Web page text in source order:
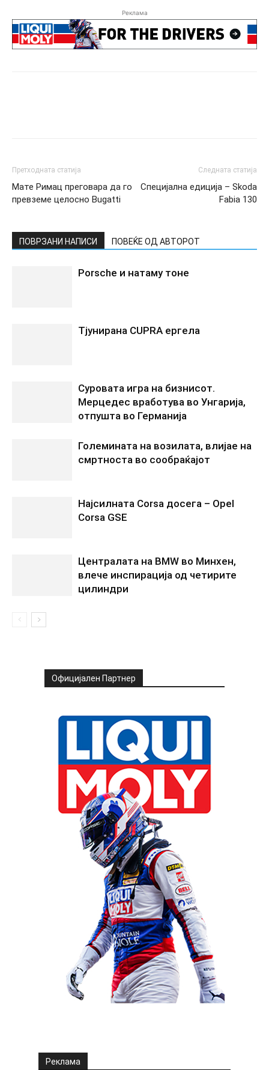
Реклама
Претходната статија
Мате Римац преговара да го
превземе целосно Bugatti
Следната статија
Специјална едиција – Skoda
Fabia 130
ПОВРЗАНИ НАПИСИ ПОВЕЌЕ ОД АВТОРОТ
Porsche и натаму тоне
Tјунирана CUPRA ергела
Суровата игра на бизнисот.
Мерцедес вработува во Унгарија,
отпушта во Германија
Големината на возилата, влијае на
смртноста во сообраќајот
Најсилната Corsa досега – Opel
Corsa GSE
Централата на BMW во Минхен,
влече инспирација од четирите
цилиндри
Официјален Партнер
Реклама